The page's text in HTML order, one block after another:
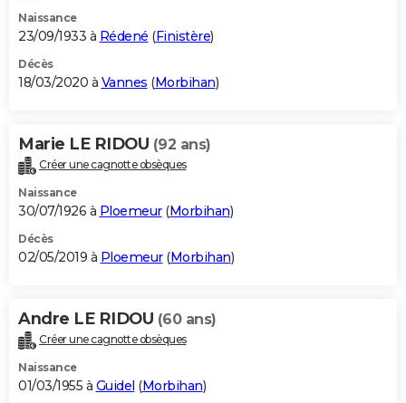
Naissance
23/09/1933 à Rédené (Finistère)
Décès
18/03/2020 à Vannes (Morbihan)
Marie LE RIDOU (92 ans)
Créer une cagnotte obsèques
Naissance
30/07/1926 à Ploemeur(Morbihan)
Décès
02/05/2019 à Ploemeur(Morbihan)
Andre LE RIDOU (60 ans)
Créer une cagnotte obsèques
Naissance
01/03/1955 à Guidel (Morbihan)